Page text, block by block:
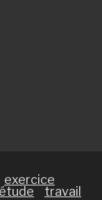
exercice
étude travail